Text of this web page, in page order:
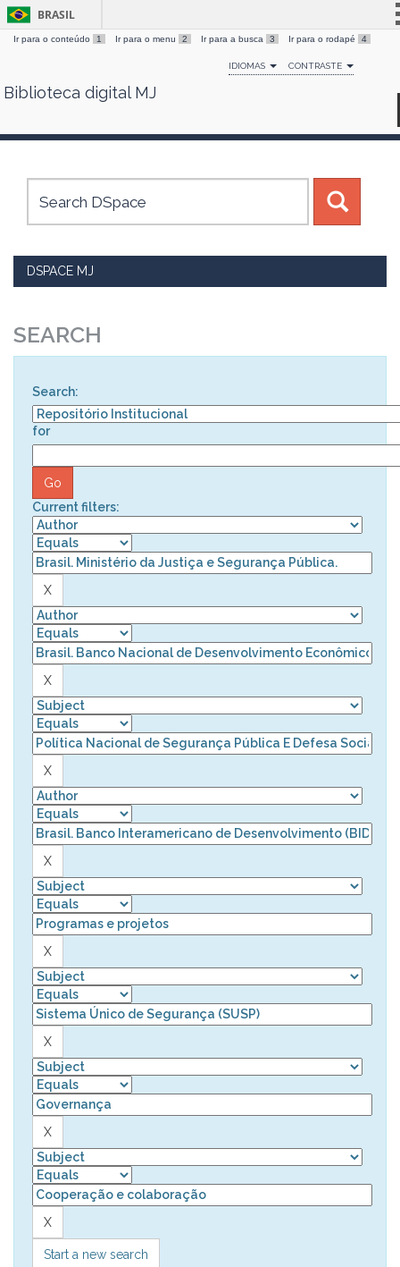
Skip
BRASIL
Simplifique!
Comunica BR
Canais
Ir para o conteúdo 1 Ir para o menu 2 Ir para a busca 3 Ir para o rodapé 4
IDIOMAS CONTRASTE
Biblioteca digital MJ
DSPACE MJ
SEARCH
Search:
for
Current filters:
Start a new search